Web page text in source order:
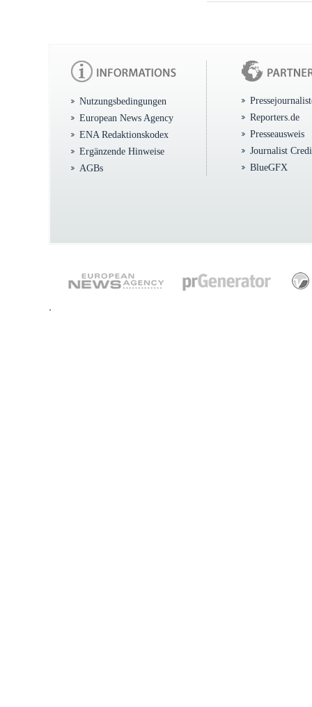
Nutzungsbedingungen
European News Agency
ENA Redaktionskodex
Ergänzende Hinweise
AGBs
Reporters.de
Presseausweis
Journalist
BlueGFX
.